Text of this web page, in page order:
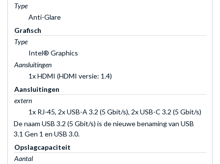
Type
Anti-Glare
Grafisch
Type
Intel® Graphics
Aansluitingen
1x HDMI (HDMI versie: 1.4)
Aansluitingen
extern
1x RJ-45, 2x USB-A 3.2 (5 Gbit/s), 2x USB-C 3.2 (5 Gbit/s)
De naam USB 3.2 (5 Gbit/s) is de nieuwe benaming van USB
3.1 Gen 1 en USB 3.0.
Opslagcapaciteit
Aantal